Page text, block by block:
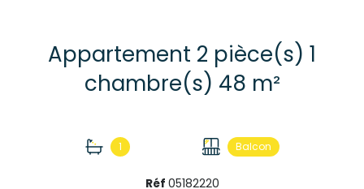
Appartement 2 pièce(s) 1
chambre(s) 48 m²
1 Balcon
Réf 05182220